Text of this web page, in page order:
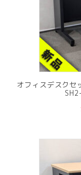
オフィスデスク